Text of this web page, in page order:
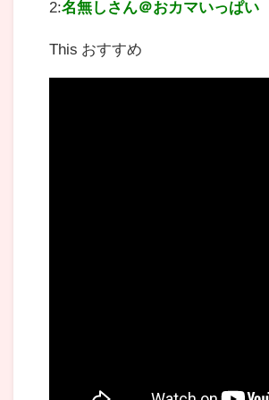
2:名無しさん＠おカマいっぱい
This おすすめ